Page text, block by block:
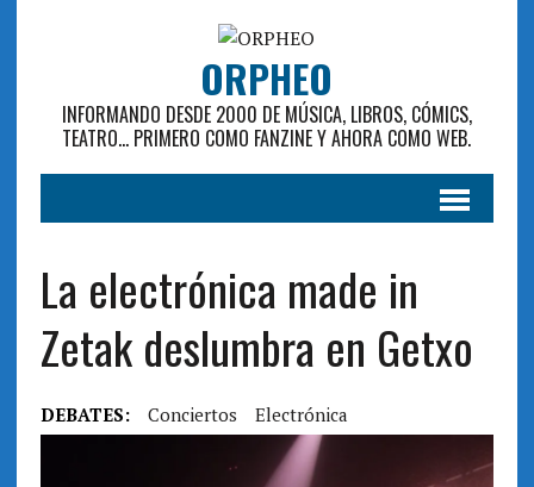
ORPHEO
INFORMANDO DESDE 2000 DE MÚSICA, LIBROS, CÓMICS,
TEATRO... PRIMERO COMO FANZINE Y AHORA COMO WEB.
La electrónica made in
Zetak deslumbra en Getxo
DEBATES: Conciertos Electrónica